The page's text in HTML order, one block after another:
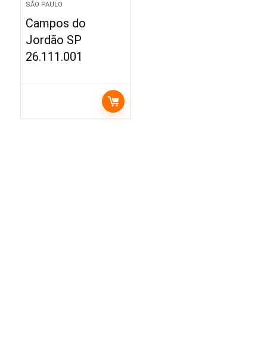
SÃO PAULO
Campos do
Jordão SP
26.111.001